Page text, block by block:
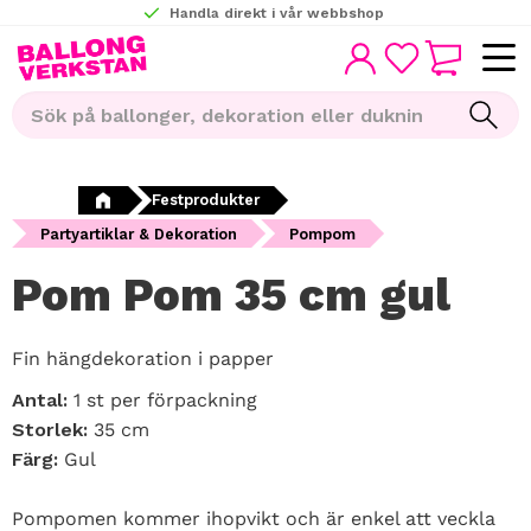
Meny
Handla direkt i vår webbshop
FAVORITER
KUNDVAGN
Festprodukter
Partyartiklar & Dekoration
Pompom
Pom Pom 35 cm gul
Fin hängdekoration i papper
Antal: 1 st per förpackning
Storlek: 35 cm
Färg: Gul
Pompomen kommer ihopvikt och är enkel att veckla